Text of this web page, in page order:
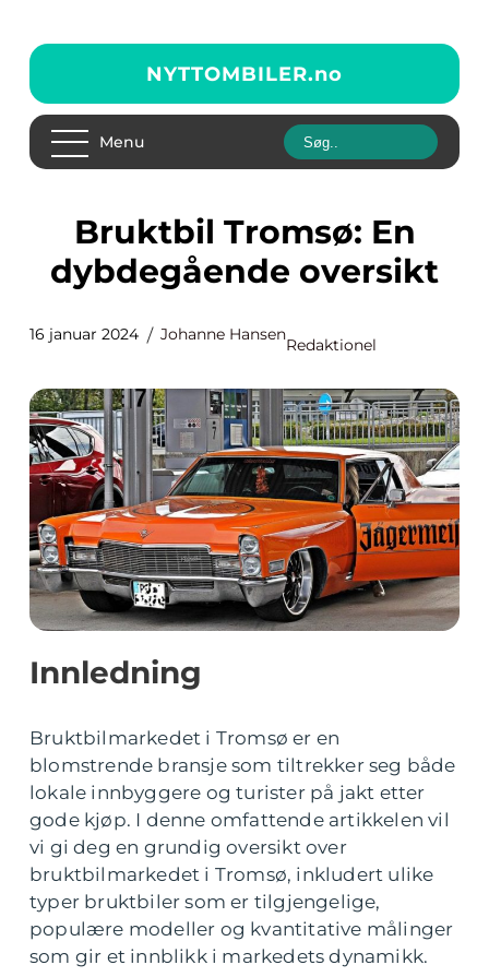
NYTTOMBILER.no
Menu
Bruktbil Tromsø: En
dybdegående oversikt
16 januar 2024 Johanne Hansen
Redaktionel
Innledning
Bruktbilmarkedet i Tromsø er en
blomstrende bransje som tiltrekker seg både
lokale innbyggere og turister på jakt etter
gode kjøp. I denne omfattende artikkelen vil
vi gi deg en grundig oversikt over
bruktbilmarkedet i Tromsø, inkludert ulike
typer bruktbiler som er tilgjengelige,
populære modeller og kvantitative målinger
som gir et innblikk i markedets dynamikk.